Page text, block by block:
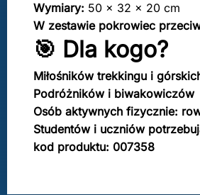
Wymiary: 50 × 32 × 20 cm
W zestawie pokrowiec
🎯 Dla kogo?
Miłośników trekkingu i
Podróżników i biwakowiczów
Osób aktywnych fizycznie:
Studentów i uczniów
kod produktu: 007358